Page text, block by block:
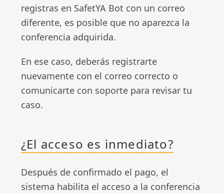
registras en SafetYA Bot con un correo
diferente, es posible que no aparezca la
conferencia adquirida.
En ese caso, deberás registrarte
nuevamente con el correo correcto o
comunicarte con soporte para revisar tu
caso.
¿El acceso es inmediato?
Después de confirmado el pago, el
sistema habilita el acceso a la conferencia